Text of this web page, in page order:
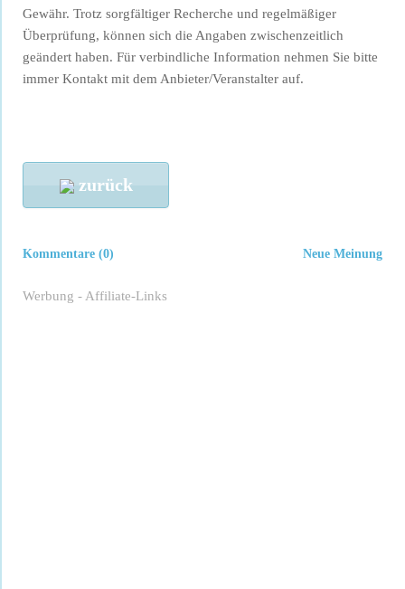
Gewähr. Trotz sorgfältiger Recherche und regelmäßiger
Überprüfung, können sich die Angaben zwischenzeitlich
geändert haben. Für verbindliche Information nehmen Sie bitte
immer Kontakt mit dem Anbieter/Veranstalter auf.
zurück
Neue Meinung
Kommentare (0)
Werbung - Affiliate-Links